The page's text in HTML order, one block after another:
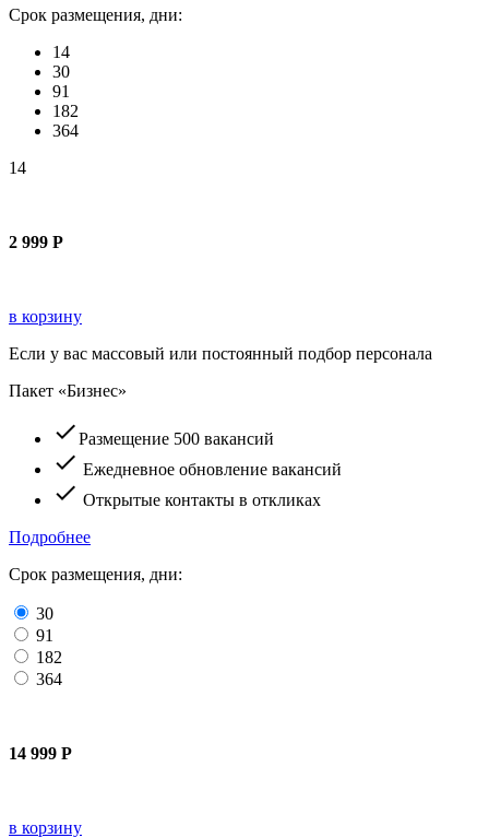
Срок размещения, дни:
14
30
91
182
364
14
2 999 Р
в корзину
Если у вас массовый или постоянный подбор персонала
Пакет «Бизнес»
checkРазмещение 500 вакансий
check Ежедневное обновление вакансий
check Открытые контакты в откликах
Подробнее
Срок размещения, дни:
30
91
182
364
14 999 Р
в корзину